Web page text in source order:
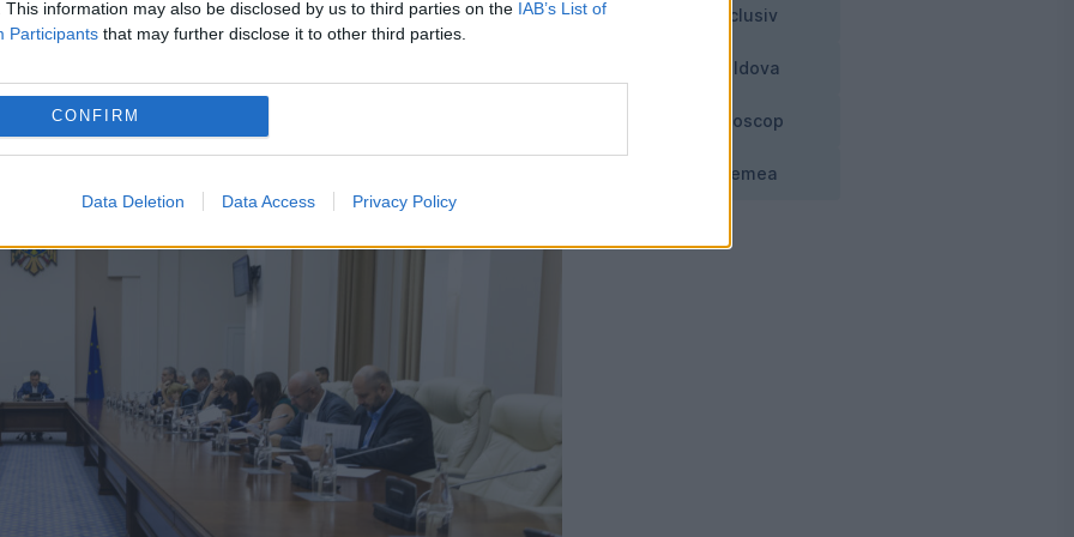
This information may also be disclosed by us to third parties on the IAB’s List of
Participants that may further disclose it to other third parties.
CONFIRM
Data Deletion Data Access Privacy Policy
Costești, raionul Ialoveni, deteriorat de
mii de lei (circa 192 mii de euro).
Exclusiv
Moldova
Horoscop
Vremea